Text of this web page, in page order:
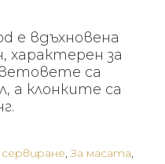
е вдъхновена
за
са
а клонките са
,За масата,